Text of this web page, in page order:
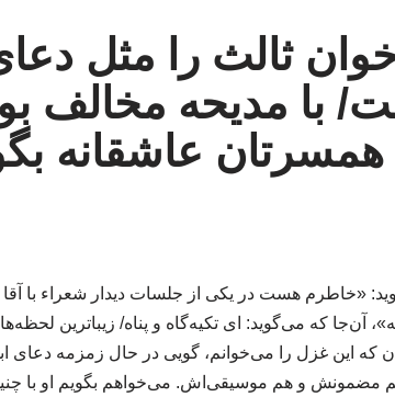
«غزل۳» اخوان ‌ثالث را مثل
با مدیحه مخالف
عاشقانه
«خاطرم هست در یکی از جلسات دیدار شعراء با آقا
شاهنامه»، آن‌جا که می‌گوید: ای تکیه‌گاه و پناه/ زیباترین
این غزل را می‌خوانم، گویی در حال زمزمه دعای
مضمونش و هم موسیقی‌اش. می‌خواهم بگویم او با